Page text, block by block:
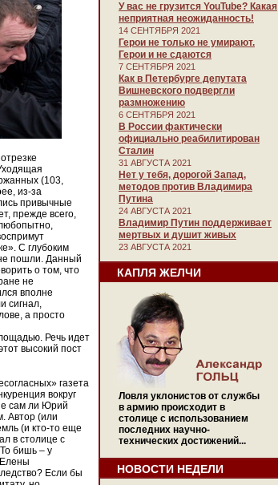
(103,
из-за
привычные
прежде всего,
С глубоким
не пошли. Данный
о том, что
не
вполне
сигнал,
а просто
Речь идет
высокий пост
газета
вокруг
сам ли Юрий
Автор (или
(и кто-то еще
в столице с
бишь – у
Если бы
У вас не грузится YouTube? Какая
неприятная неожиданность!
14 СЕНТЯБРЯ 2021
Герои не только не умирают.
Герои и не сдаются
7 СЕНТЯБРЯ 2021
Как в Петербурге депутата
Вишневского подвергли
размножению
6 СЕНТЯБРЯ 2021
В России фактически
официально реабилитирован
Сталин
31 АВГУСТА 2021
Нет у тебя, дорогой Запад,
методов против Владимира
Путина
24 АВГУСТА 2021
Владимир Путин поддерживает
мертвых и душит живых
23 АВГУСТА 2021
КАПЛЯ ЖЕЛЧИ
Ловля уклонистов от службы
в армию происходит в
столице с использованием
последних научно-
технических достижений...
НОВОСТИ НЕДЕЛИ